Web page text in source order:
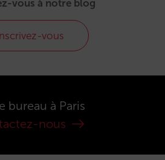
vous à notre blog
vous
bureau à Paris
nous